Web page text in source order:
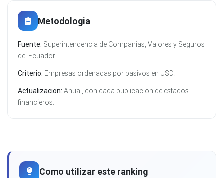
Metodologia
Fuente: Superintendencia de Companias, Valores y Seguros
del Ecuador.
Criterio: Empresas ordenadas por pasivos en USD.
Actualizacion: Anual, con cada publicacion de estados
financieros.
Como utilizar este ranking